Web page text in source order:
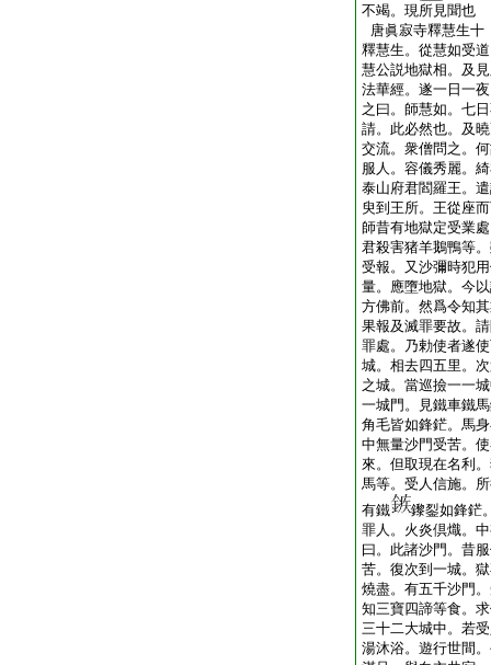
不竭。現所見聞也
唐眞寂寺釋慧生十
釋慧生。從慧如受
慧公説地獄相。及
法華經。遂一日一
之曰。師慧如。七
請。此必然也。及
交流。衆僧問之。
服人。容儀秀麗。
泰山府君閻羅王。
臾到王所。王從座
師昔有地獄定受業
君殺害猪羊鵝鴨等
受報。又沙彌時犯
量。應墮地獄。今
方佛前。然爲令知
果報及滅罪要故。
罪處。乃勅使者遂
城。相去四五里。
之城。當巡撿一一
一城門。見鐵車鐵
角毛皆如鋒鋩。馬
中無量沙門受苦。
來。但取現在名利
馬等。受人信施。
有鐵
鑗銐如鋒鋩
罪人。火炎倶熾。
曰。此諸沙門。昔
苦。復次到一城。
燒盡。有五千沙門
知三寶四諦等食。
三十二大城中。若
湯沐浴。遊行世間